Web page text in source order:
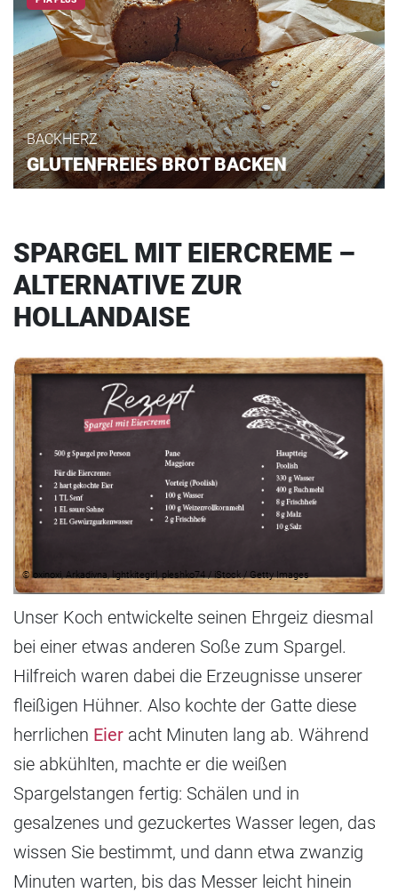
BACKHERZ
GLUTENFREIES BROT BACKEN
SPARGEL MIT EIERCREME –
ALTERNATIVE ZUR
HOLLANDAISE
© oxinoxi, Arkadivna, lightkitegirl, pleshko74 / iStock / Getty Images
Unser Koch entwickelte seinen Ehrgeiz diesmal
bei einer etwas anderen Soße zum Spargel.
Hilfreich waren dabei die Erzeugnisse unserer
fleißigen Hühner. Also kochte der Gatte diese
herrlichen Eier acht Minuten lang ab. Während
sie abkühlten, machte er die weißen
Spargelstangen fertig: Schälen und in
gesalzenes und gezuckertes Wasser legen, das
wissen Sie bestimmt, und dann etwa zwanzig
Minuten warten, bis das Messer leicht hinein